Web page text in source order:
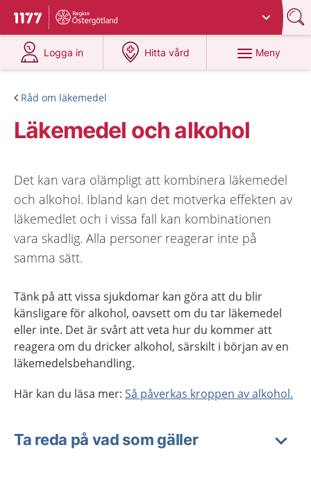
Till startsidan för 1177
Du har valt region
Logga in
på 1177.se
Hitta vård
på 1177.se
Meny
Råd om läkemedel
Läkemedel och alkohol
Det kan vara olämpligt att kombinera läkemedel
och alkohol. Ibland kan det motverka effekten av
läkemedlet och i vissa fall kan kombinationen
vara skadlig. Alla personer reagerar inte på
samma sätt.
Tänk på att vissa sjukdomar kan göra att du blir
känsligare för alkohol, oavsett om du tar läkemedel
eller inte. Det är svårt att veta hur du kommer att
reagera om du dricker alkohol, särskilt i början av en
läkemedelsbehandling.
Här kan du läsa mer: Så påverkas kroppen av alkohol.
Ta reda på vad som gäller